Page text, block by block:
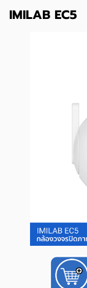
IMILAB EC5